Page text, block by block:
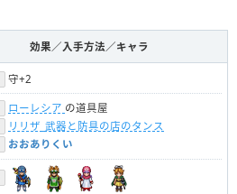
効果／入手方法／キャラ
守+2
ローレシア の道具屋
リリザ_武器と防具の店のタンス
おおありくい